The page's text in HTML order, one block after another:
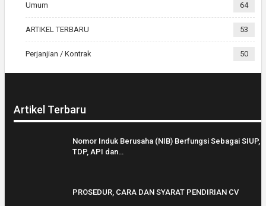
Umum 64
ARTIKEL TERBARU 53
Perjanjian / Kontrak 50
Artikel Terbaru
Nomor Induk Berusaha (NIB) Berfungsi Sebagai SIUP,
TDP, API dan…
PROSEDUR, CARA DAN SYARAT PENDIRIAN CV